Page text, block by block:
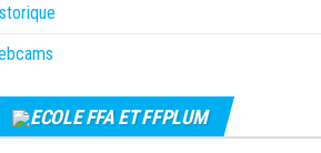
ECOLE FFA ET FFPLUM